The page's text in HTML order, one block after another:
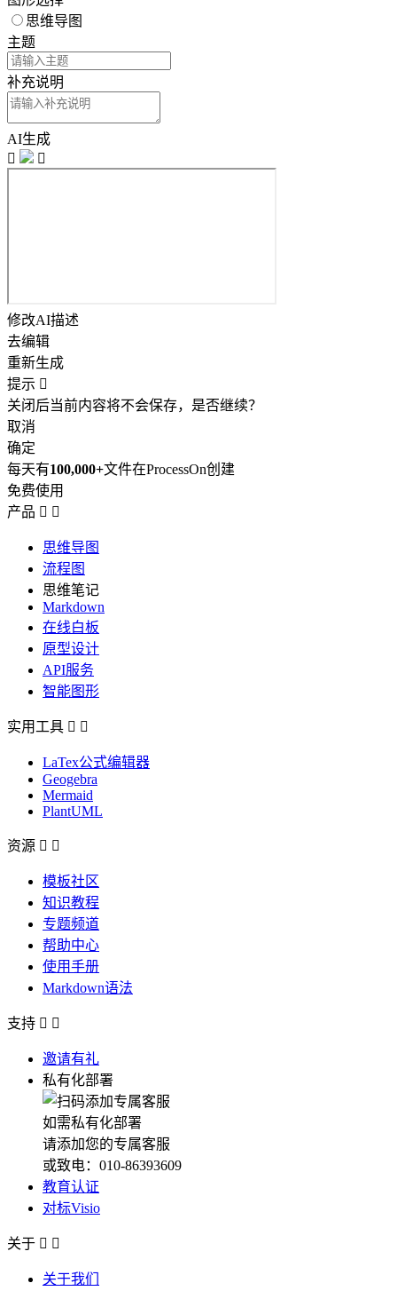
思维导图
主题
补充说明
AI生成


修改AI描述
去编辑
重新生成
提示 
关闭后当前内容将不会保存，是否继续？
取消
确定
每天有100,000+文件在ProcessOn创建
免费使用
产品  
思维导图
流程图
思维笔记
Markdown
在线白板
原型设计
API服务
智能图形
实用工具  
LaTex公式编辑器
Geogebra
Mermaid
PlantUML
资源  
模板社区
知识教程
专题频道
帮助中心
使用手册
Markdown语法
支持  
邀请有礼
私有化部署
如需私有化部署
请添加您的专属客服
或致电：010-86393609
教育认证
对标Visio
关于  
关于我们